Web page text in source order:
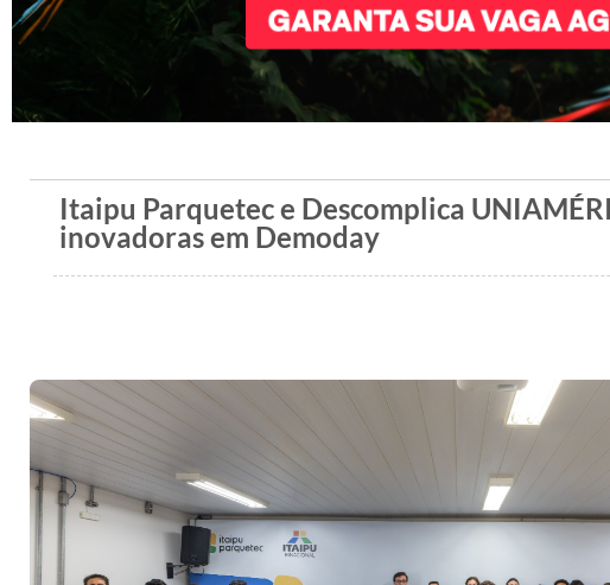
Itaipu Parquetec e Descomplica
inovadoras em Demoday